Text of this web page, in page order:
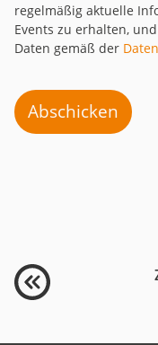
regelmäßig aktuelle
Events zu erhalten,
Daten gemäß der
Abschicken